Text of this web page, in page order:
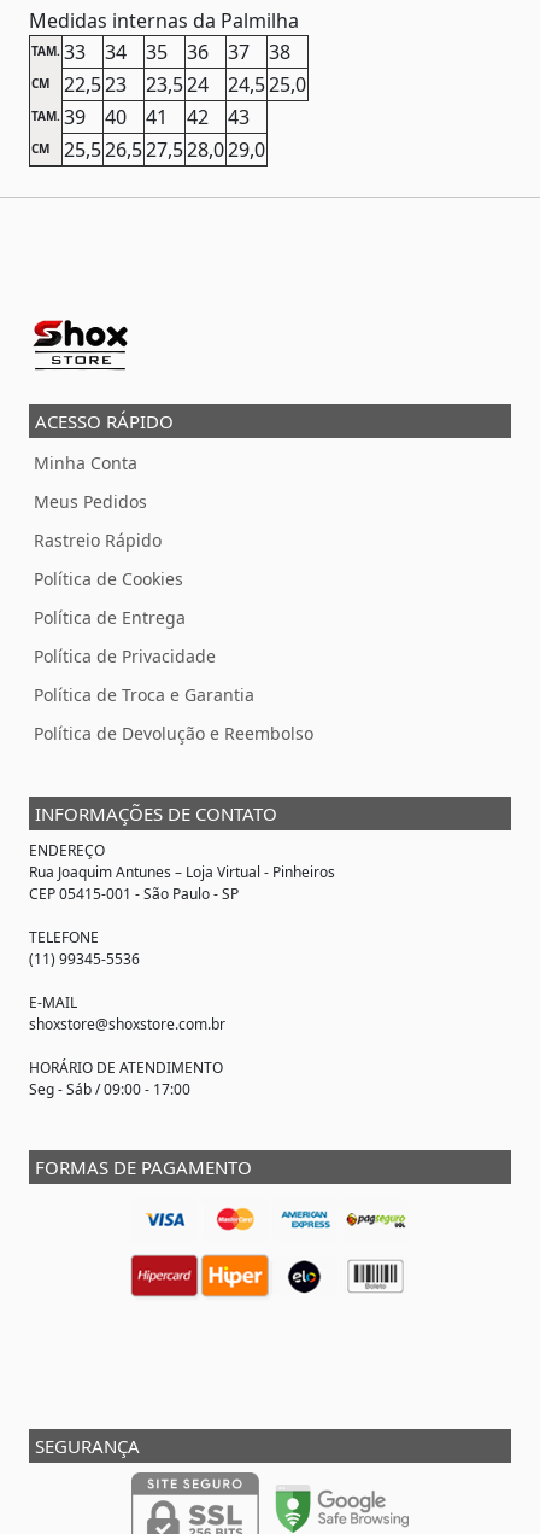
Medidas internas da Palmilha
TAM. 33 34 35 36 37 38
CM 22,523 23,524 24,525,0
TAM. 39 40 41 42 43
CM 25,526,527,528,029,0
ACESSO RÁPIDO
Minha Conta
Meus Pedidos
Rastreio Rápido
Política de Cookies
Política de Entrega
Política de Privacidade
Política de Troca e Garantia
Política de Devolução e Reembolso
INFORMAÇÕES DE CONTATO
ENDEREÇO
Rua Joaquim Antunes – Loja Virtual - Pinheiros
CEP 05415-001 - São Paulo - SP
TELEFONE
(11) 99345-5536
E-MAIL
shoxstore@shoxstore.com.br
HORÁRIO DE ATENDIMENTO
Seg - Sáb / 09:00 - 17:00
FORMAS DE PAGAMENTO
SEGURANÇA